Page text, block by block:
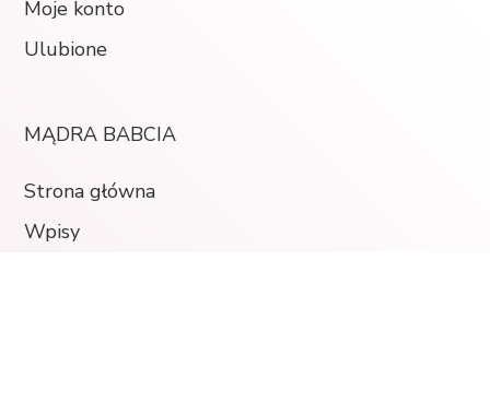
Moje konto
Ulubione
MĄDRA BABCIA
Strona główna
Wpisy